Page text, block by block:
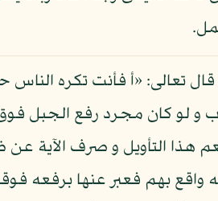
و لو كان مجرد رفع الجبل فوق
التأويل و صرف الآية عن
بهم فعبر عنها برفعه